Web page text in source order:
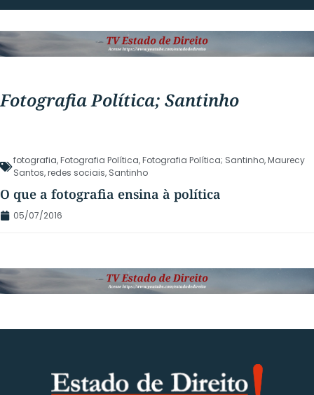
Fotografia Política; Santinho
fotografia,Fotografia Política,Fotografia Política; Santinho,Maurecy
Santos,redes sociais, Santinho
O que a fotografia ensina à política
05/07/2016